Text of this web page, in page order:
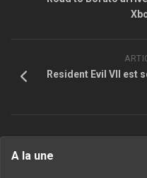
Resident Evil VII est
A la une